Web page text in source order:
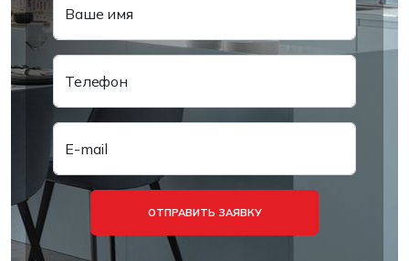
Ваше имя
Телефон
E-mail
ОТПРАВИТЬ ЗАЯВКУ